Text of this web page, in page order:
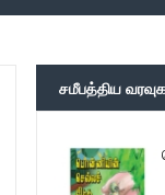
சமீபத்திய